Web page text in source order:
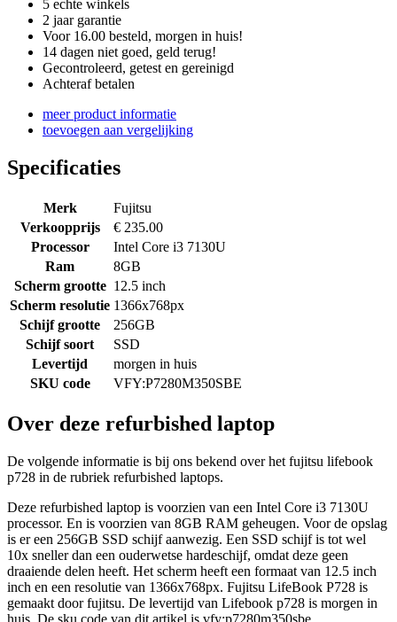
5 echte winkels
2 jaar garantie
Voor 16.00 besteld, morgen in huis!
14 dagen niet goed, geld terug!
Gecontroleerd, getest en gereinigd
Achteraf betalen
meer product informatie
toevoegen aan vergelijking
Specificaties
Merk
Fujitsu
Verkoopprijs
€ 235.00
Processor
Intel Core i3 7130U
Ram
8GB
Scherm grootte 12.5 inch
Scherm resolutie 1366x768px
Schijf grootte
256GB
Schijf soort
SSD
Levertijd
morgen in huis
SKU code
VFY:P7280M350SBE
Over deze refurbished laptop
De volgende informatie is bij ons bekend over het fujitsu lifebook
p728 in de rubriek refurbished laptops.
Deze refurbished laptop is voorzien van een Intel Core i3 7130U
processor. En is voorzien van 8GB RAM geheugen. Voor de opslag
is er een 256GB SSD schijf aanwezig. Een SSD schijf is tot wel
10x sneller dan een ouderwetse hardeschijf, omdat deze geen
draaiende delen heeft. Het scherm heeft een formaat van 12.5 inch
inch en een resolutie van 1366x768px. Fujitsu LifeBook P728 is
gemaakt door fujitsu. De levertijd van Lifebook p728 is morgen in
huis. De sku code van dit artikel is vfy:p7280m350sbe.